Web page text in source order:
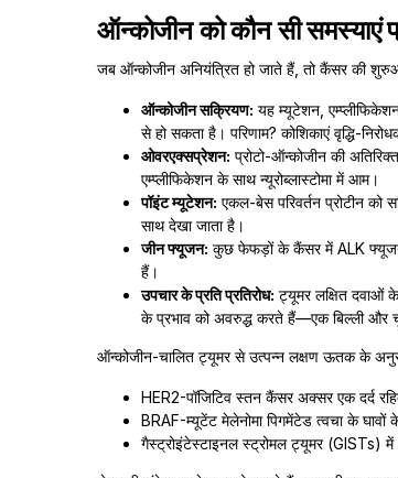
ऑन्कोजीन को कौन सी समस्याएं
जब ऑन्कोजीन अनियंत्रित हो जाते हैं, तो कैंसर की
ऑन्कोजीन सक्रियण: यह म्यूटेशन,
से हो सकता है। परिणाम? कोशिकाएं वृद्धि-
ओवरएक्सप्रेशन: प्रोटो-ऑन्कोजीन की
एम्प्लीफिकेशन के साथ न्यूरोब्लास्टोमा में आम।
पॉइंट म्यूटेशन: एकल-बेस परिवर्तन प्रोटीन
साथ देखा जाता है।
जीन फ्यूजन: कुछ फेफड़ों के कैंसर में ALK फ्यूजन
हैं।
उपचार के प्रति प्रतिरोध: ट्यूमर लक्षित दवाओं
के प्रभाव को अवरुद्ध करते हैं—एक बिल्ली और
ऑन्कोजीन-चालित ट्यूमर से उत्पन्न लक्षण ऊतक के
HER2-पॉजिटिव स्तन कैंसर अक्सर एक दर्द
BRAF-म्यूटेंट मेलेनोमा पिगमेंटेड त्वचा के
गैस्ट्रोइंटेस्टाइनल स्ट्रोमल ट्यूमर (GISTs)